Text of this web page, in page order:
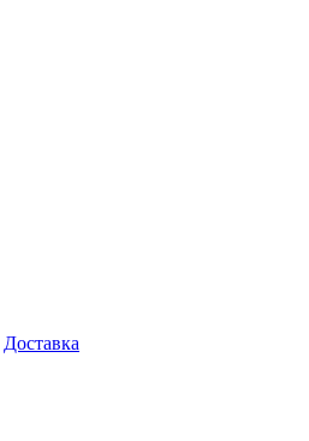
Доставка